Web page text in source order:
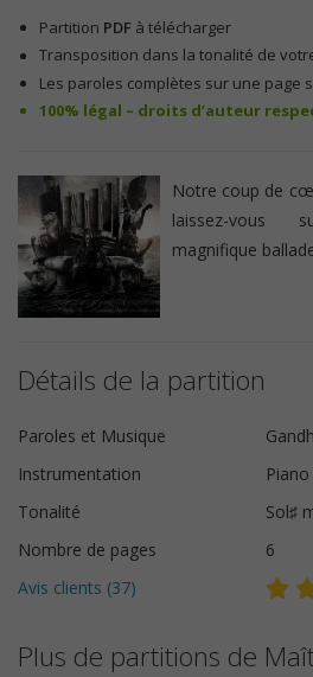
Partition PDF à télécharger
Transposition dans la tonalité de
Les paroles complètes sur une page
100% légal – droits d’auteur
Notre coup de
laissez-vous
magnifique
Détails de la partition
Paroles et Musique
Instrumentation
Tonalité
Sol♯
Nombre de pages
6
Avis clients (37)
Plus de partitions de